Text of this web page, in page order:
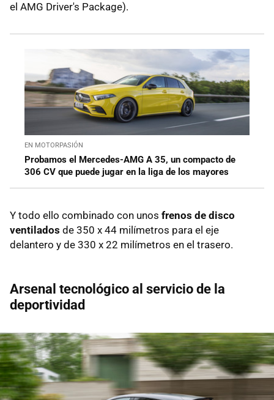
el AMG Driver's Package).
EN MOTORPASIÓN
Probamos el Mercedes-AMG A 35, un compacto de
306 CV que puede jugar en la liga de los mayores
Y todo ello combinado con unos frenos de disco
ventilados de 350 x 44 milímetros para el eje
delantero y de 330 x 22 milímetros en el trasero.
Arsenal tecnológico al servicio de la
deportividad